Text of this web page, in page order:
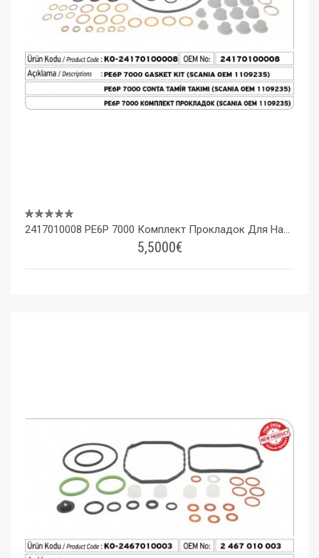
2417010008 PE6P 7000 Комплект Прокладок Для Насоса (SCANIA OEM 1109235)
5,5000€